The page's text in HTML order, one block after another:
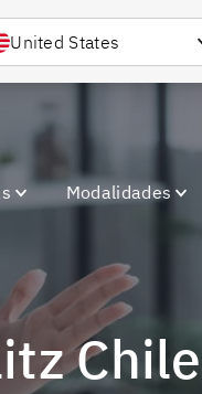
United States
Modalidades
Chile